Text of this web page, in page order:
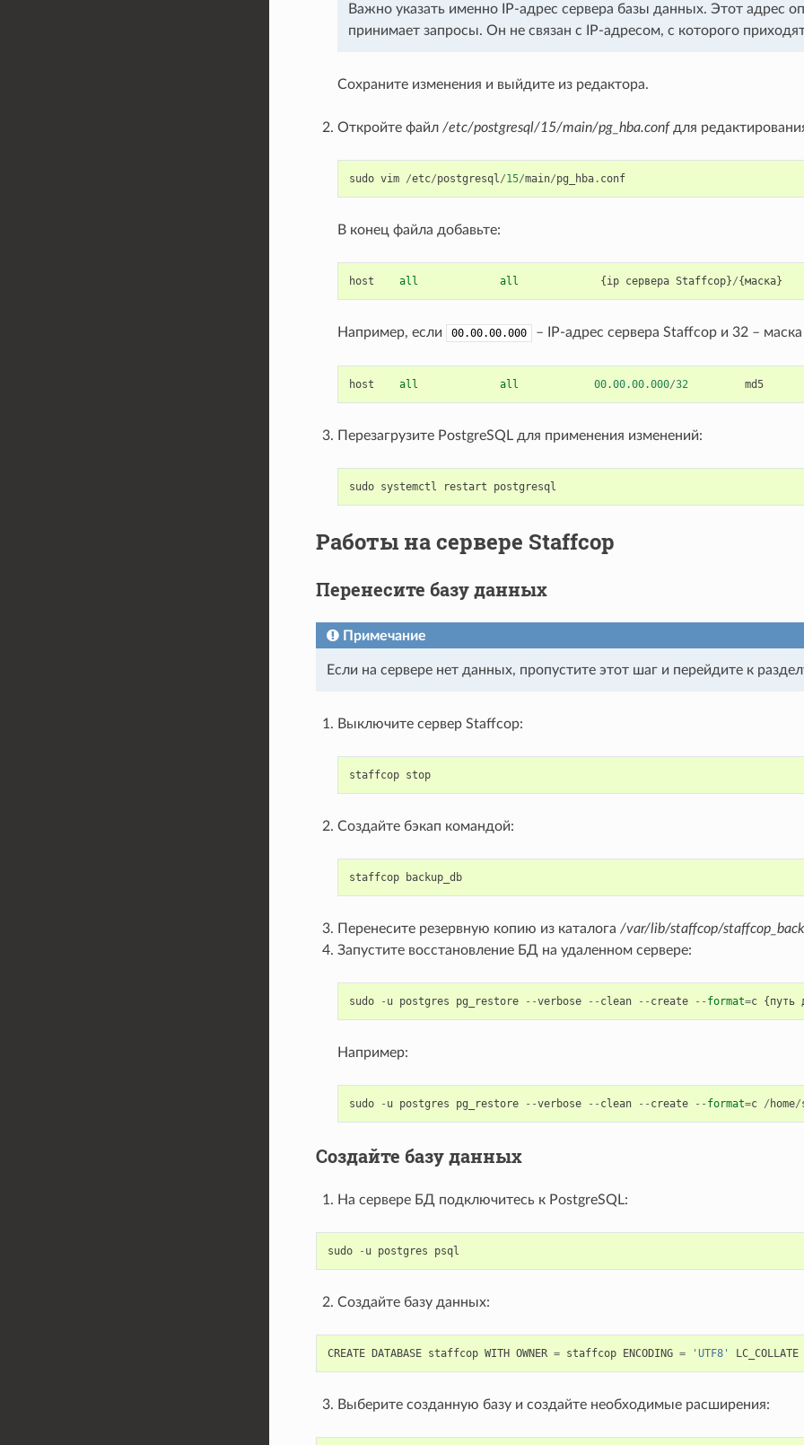
Важно указать именно IP-адрес сервера базы данных. Этот адрес
принимает запросы. Он не связан с IP-адресом, с которого
Сохраните изменения и выйдите из редактора.
Откройте файл /etc/postgresql/15/main/pg_hba.confдля
sudo vim /etc/postgresql/15/main/pg_hba. conf
В конец файла добавьте:
host all all {ip сервера Staffcop}/{маска}
Например, если 00.00.00.000 – IP-адрес сервера Staffcop и 32 –
host all all 00.00.00.000/32 md5
Перезагрузите PostgreSQL для применения изменений:
sudo systemctl restart postgresql
Работы на сервере Staffcop
Перенесите базу данных
Примечание
Если на сервере нет данных, пропустите этот шаг и перейдите к
Выключите сервер Staffcop:
staffcop stop
Создайте бэкап командой:
staffcop backup_db
Перенесите резервную копию из каталога /var/lib/staffcop/
Запустите восстановление БД на удаленном сервере:
sudo - u postgres pg_restore --verbose -- clean -- create -- format=c {путь
Например:
sudo - u postgres pg_restore --verbose -- clean -- create -- format=c / home/
Создайте базу данных
На сервере БД подключитесь к PostgreSQL:
sudo - u postgres psql
Создайте базу данных:
CREATE DATABASE staffcop WITH OWNER = staffcop ENCODING = 'UTF8' LC_COLLATE
Выберите созданную базу и создайте необходимые расширения: